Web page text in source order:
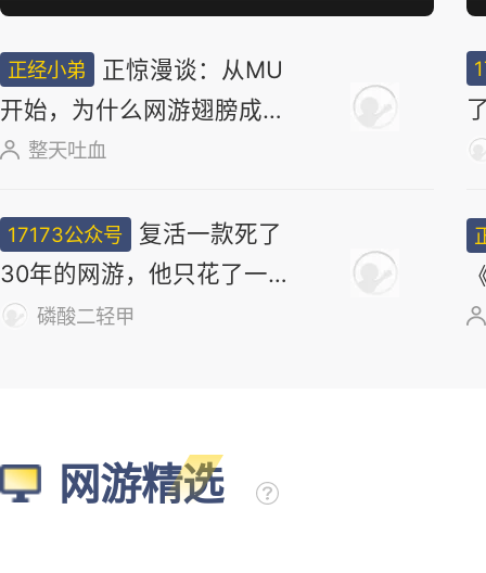
正经小弟
正惊漫谈：从MU
开始，为什么网游翅膀成
了"躲不掉的刚需"？
整天吐血
17173公众号
复活一款死了
30年的网游，他只花了一
个周末磷酸二轻甲
网游精选